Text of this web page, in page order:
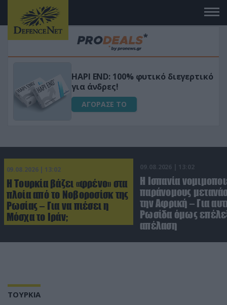
Μεταμόρφωσε τον κήπο σου με το
Ultra Box Μίνι Αλυσοπρίονο με
μπαταρία λιθίου
ΑΓΟΡΑΣΕ ΤΟ
09.08.2026 | 13:02
Η Τουρκία βάζει «φρένο» στα
πλοία από το Νοβοροσίσκ της
Ρωσίας – Για να πιέσει η
Μόσχα το Ιράν;
09.08.2026 | 13:02
Η Ισπανία
παράνομους
την Αφρική – Για
Ρωσίδα όμως
απέλαση
ΤΟΥΡΚΙΑ